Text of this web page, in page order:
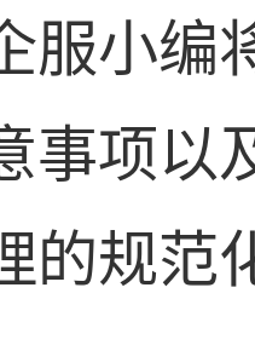
服小编
事项以
规范